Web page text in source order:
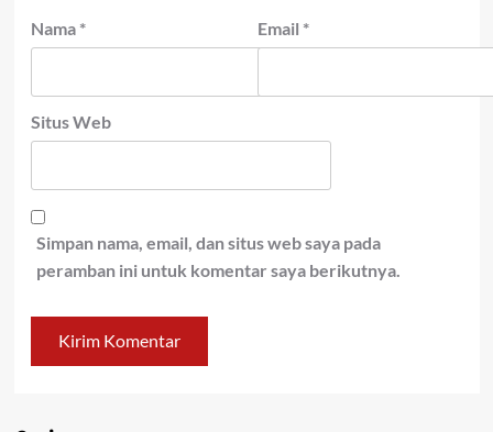
Nama * Email *
Situs Web
Simpan nama, email, dan situs web saya pada
peramban ini untuk komentar saya berikutnya.